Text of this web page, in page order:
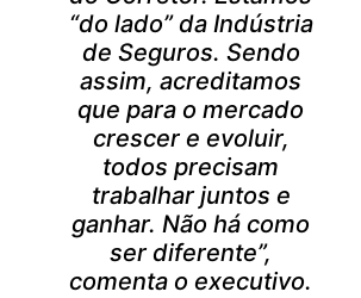
“do lado” da Indústria
de Seguros. Sendo
assim, acreditamos
que para o mercado
crescer e evoluir,
todos precisam
trabalhar juntos e
ganhar. Não há como
ser diferente”,
comenta o executivo.